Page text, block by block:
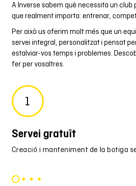
A Inverse sabem què necessita un club
que realment importa: entrenar,
Per això us oferim molt més que un
servei integral, personalitzat i pensat
estalviar-vos temps i problemes.
fer per vosaltres.
1
Servei gratuït
Creació i manteniment de la botiga